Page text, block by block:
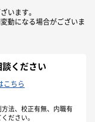
います。
動になる場合がございま
ください
こちら
法、校正有無、内職有
ださい。